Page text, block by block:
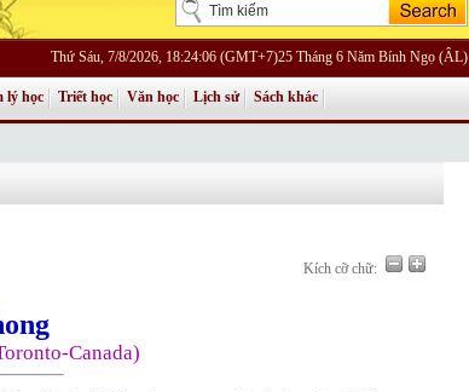
Thứ Sáu, 7/8/2026, 18:24:06 (GMT+7)25 Tháng 6 Năm Bính Ngọ (ÂL)
lý học Triết học Văn học Lịch sử Sách khác
Kích cỡ chữ:
Canada)